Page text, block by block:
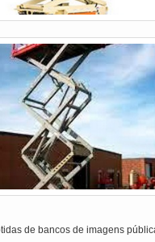
de bancos de imagens